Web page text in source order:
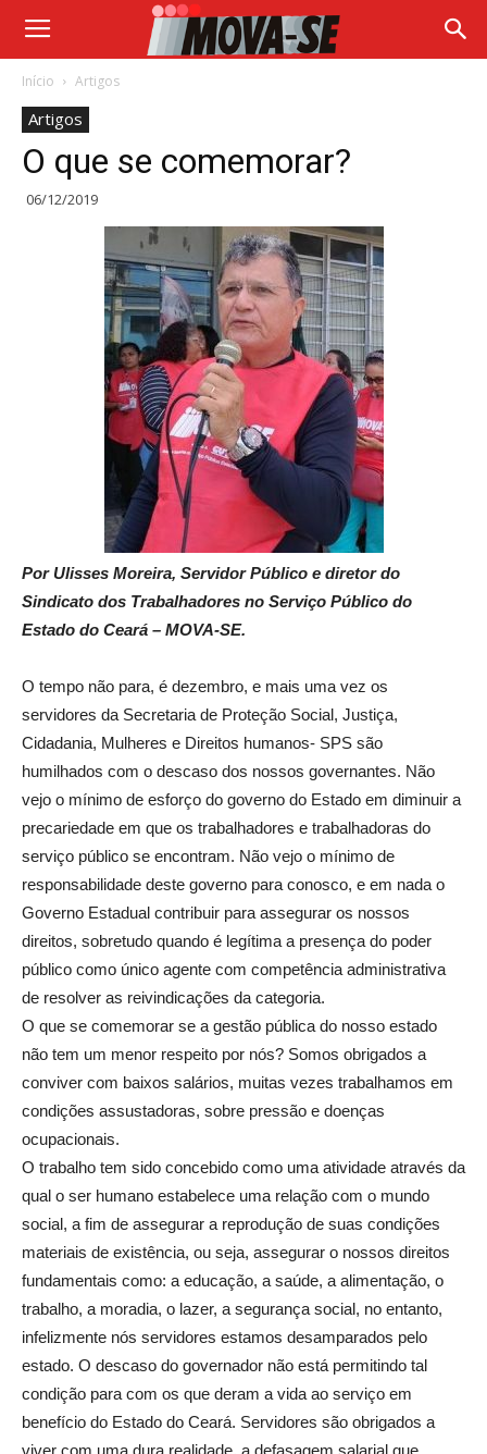
Início Artigos
Artigos
O que se comemorar?
06/12/2019
Por Ulisses Moreira, Servidor Público e diretor do
Sindicato dos Trabalhadores no Serviço Público do
Estado do Ceará – MOVA-SE.
O tempo não para, é dezembro, e mais uma vez os
servidores da Secretaria de Proteção Social, Justiça,
Cidadania, Mulheres e Direitos humanos- SPS são
humilhados com o descaso dos nossos governantes. Não
vejo o mínimo de esforço do governo do Estado em diminuir a
precariedade em que os trabalhadores e trabalhadoras do
serviço público se encontram. Não vejo o mínimo de
responsabilidade deste governo para conosco, e em nada o
Governo Estadual contribuir para assegurar os nossos
direitos, sobretudo quando é legítima a presença do poder
público como único agente com competência administrativa
de resolver as reivindicações da categoria.
O que se comemorar se a gestão pública do nosso estado
não tem um menor respeito por nós? Somos obrigados a
conviver com baixos salários, muitas vezes trabalhamos em
condições assustadoras, sobre pressão e doenças
ocupacionais.
O trabalho tem sido concebido como uma atividade através da
qual o ser humano estabelece uma relação com o mundo
social, a fim de assegurar a reprodução de suas condições
materiais de existência, ou seja, assegurar o nossos direitos
fundamentais como: a educação, a saúde, a alimentação, o
trabalho, a moradia, o lazer, a segurança social, no entanto,
infelizmente nós servidores estamos desamparados pelo
estado. O descaso do governador não está permitindo tal
condição para com os que deram a vida ao serviço em
benefício do Estado do Ceará. Servidores são obrigados a
viver com uma dura realidade, a defasagem salarial que